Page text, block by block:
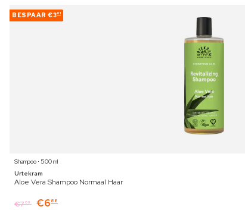
BESPAAR €301
Shampoo ⋅ 500 ml
Urtekram
Aloe Vera Shampoo Normaal Haar
€709 €6 88